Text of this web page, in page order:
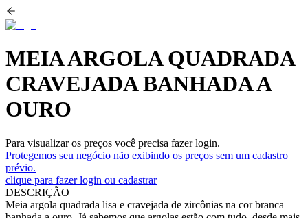
MEIA ARGOLA QUADRADA
CRAVEJADA BANHADA A
OURO
Para visualizar os preços você precisa fazer login.
Protegemos seu negócio não exibindo os preços sem um cadastro
prévio.
clique para fazer login ou cadastrar
DESCRIÇÃO
Meia argola quadrada lisa e cravejada de zircônias na cor branca